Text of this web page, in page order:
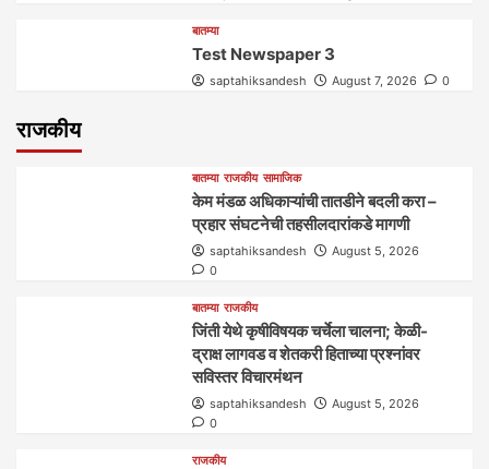
बातम्या
Test Newspaper 3
saptahiksandesh August 7, 2026 0
राजकीय
बातम्या राजकीय सामाजिक
केम मंडळ अधिकाऱ्यांची तातडीने बदली करा –
प्रहार संघटनेची तहसीलदारांकडे मागणी
saptahiksandesh
August 5, 2026
0
बातम्या राजकीय
जिंती येथे कृषीविषयक चर्चेला चालना; केळी-
द्राक्ष लागवड व शेतकरी हिताच्या प्रश्नांवर
सविस्तर विचारमंथन
saptahiksandesh
August 5, 2026
0
राजकीय